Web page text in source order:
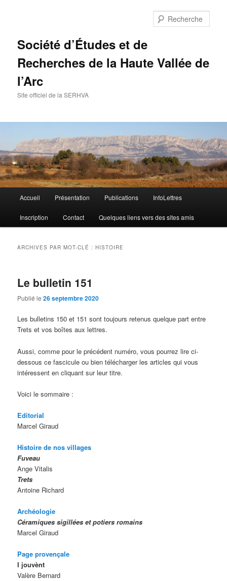
Société d’Études et de
Recherches de la Haute Vallée de
l’Arc
Site officiel de la SERHVA
principal
Accueil Présentation Publications InfoLettres
Inscription Contact Quelques liens vers des sites amis
ARCHIVES PAR MOT-CLÉ :HISTOIRE
Le bulletin 151
Publié le26 septembre 2020
Les bulletins 150 et 151 sont toujours retenus quelque part entre
Trets et vos boîtes aux lettres.
Aussi, comme pour le précédent numéro, vous pourrez lire ci-
dessous ce fascicule ou bien télécharger les articles qui vous
intéressent en cliquant sur leur titre.
Voici le sommaire :
Editorial
Marcel Giraud
Histoire de nos villages
Fuveau
Ange Vitalis
Trets
Antoine Richard
Archéologie
Céramiques sigillées et potiers romains
Marcel Giraud
Page provençale
I jouvènt
Valère Bernard